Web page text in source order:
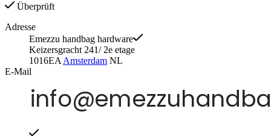
Überprüft
Adresse
Emezzu handbag hardware
Keizersgracht 241/ 2e etage
1016EA Amsterdam NL
E-Mail